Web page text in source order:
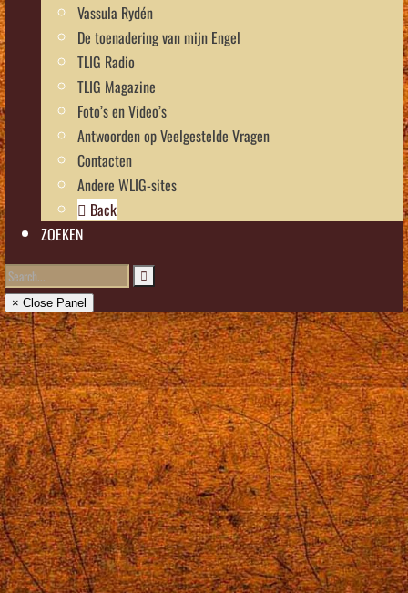
Vassula Rydén
De toenadering van mijn Engel
TLIG Radio
TLIG Magazine
Foto’s en Video’s
Antwoorden op Veelgestelde Vragen
Contacten
Andere WLIG-sites
Back
ZOEKEN
× Close Panel